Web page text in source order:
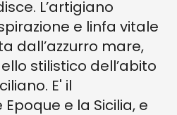
L’artigiano
e linfa vitale
dall’azzurro mare,
stilistico dell’abito
E' il
e la Sicilia, e